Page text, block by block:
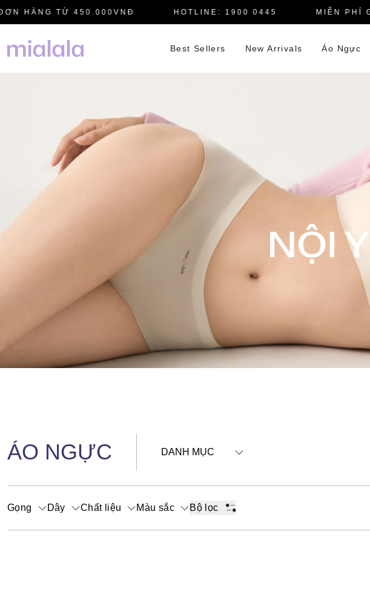
HÀNG TỪ 450.000VNĐ HOTLINE: 1900 0445 MIỄN PHÍ
Best Sellers New Arrivals Áo Ngực
ÁO NGỰC DANH MỤC
Gọng Dây Chất liệu Màu sắc Bộ lọc